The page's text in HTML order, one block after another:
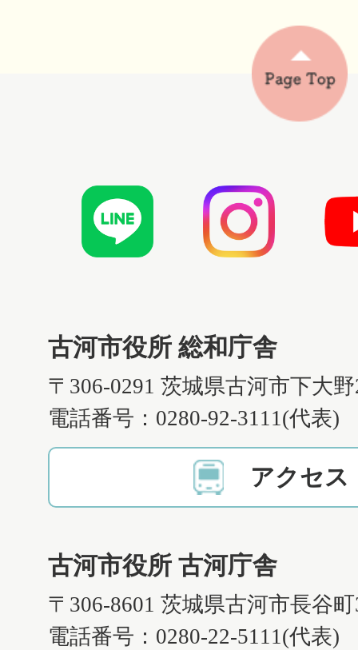
古河市役所 総和庁舎
〒306-0291 茨城県古河市下大
電話番号：0280-92-3111(代表)
アクセス
古河市役所 古河庁舎
〒306-8601 茨城県古河市長谷
電話番号：0280-22-5111(代表)